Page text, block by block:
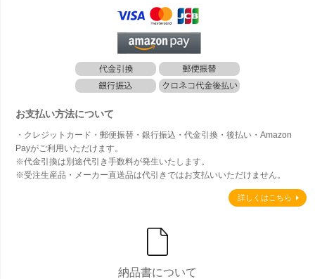
お支払い方法について
・クレジットカード・郵便振替・銀行振込・代金引換・後払い・Amazon
Payがご利用いただけます。
※代金引換は別途代引き手数料が発生いたします。
※受注生産品・メーカー直送品は代引きではお支払いいただけません。
詳しくはこちら
納品書について